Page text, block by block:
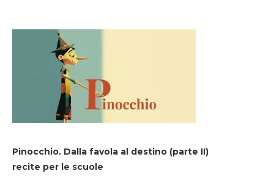
Pinocchio. Dalla favola al destino (parte II)
recite per le scuole